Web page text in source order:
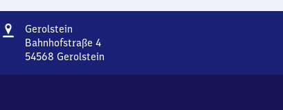
Adresse
Gerolstein
Bahnhofstraße 4
54568 Gerolstein